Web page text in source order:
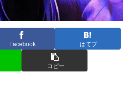
Facebook はてブ
コピー